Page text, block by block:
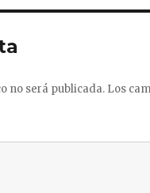
no será publicada. Los